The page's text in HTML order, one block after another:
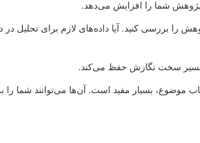
پژوهش شما را افزایش می‌دهد.
را بررسی کنید. آیا داده‌های لازم برای تحلیل در
مسیر سخت نگارش حفظ می‌کند.
موضوع، بسیار مفید است. آن‌ها می‌توانند شما